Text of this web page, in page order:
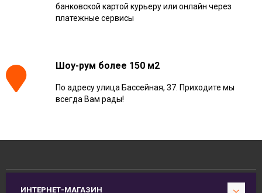
банковской картой курьеру или онлайн через
платежные сервисы
Шоу-рум более 150 м2
По адресу улица Бассейная, 37. Приходите мы
всегда Вам рады!
ИНТЕРНЕТ-МАГАЗИН